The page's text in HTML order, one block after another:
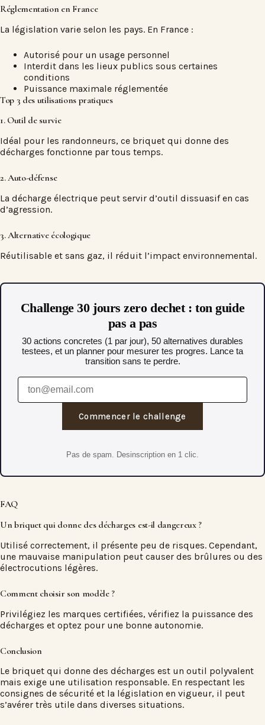
Réglementation en France
La législation varie selon les pays. En France :
Autorisé pour un usage personnel
Interdit dans les lieux publics sous certaines
conditions
Puissance maximale réglementée
Top 3 des utilisations pratiques
1. Outil de survie
Idéal pour les randonneurs, ce briquet qui donne des
décharges fonctionne par tous temps.
2. Auto-défense
La décharge électrique peut servir d’outil dissuasif en cas
d’agression.
3. Alternative écologique
Réutilisable et sans gaz, il réduit l’impact environnemental.
Challenge 30 jours zero dechet : ton guide
pas a pas
30 actions concretes (1 par jour), 50 alternatives durables
testees, et un planner pour mesurer tes progres. Lance ta
transition sans te perdre.
Commencer le challenge
Pas de spam. Desinscription en 1 clic.
FAQ
Unbriquet qui donne des décharges est-il dangereux ?
Utilisé correctement, il présente peu de risques. Cependant,
une mauvaise manipulation peut causer des brûlures ou des
électrocutions légères.
Comment choisir son modèle ?
Privilégiez les marques certifiées, vérifiez la puissance des
décharges et optez pour une bonne autonomie.
Conclusion
Le briquet qui donne des décharges est un outil polyvalent
mais exige une utilisation responsable. En respectant les
consignes de sécurité et la législation en vigueur, il peut
s’avérer très utile dans diverses situations.